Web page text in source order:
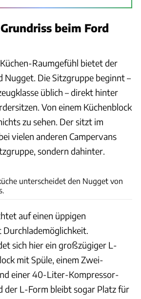
beim Ford
Raumgefühl bietet der
Nugget. Die Sitzgruppe beginnt –
üblich – direkt hinter
Von einem Küchenblock
zu sehen. Der sitzt im
vielen anderen Campervans
sondern dahinter.
unterscheidet den Nugget von
auf einen üppigen
sich hier ein großzügiger L-
mit Spüle, einem Zwei-
einer 40-Liter-Kompressor-
der L-Form bleibt sogar Platz für